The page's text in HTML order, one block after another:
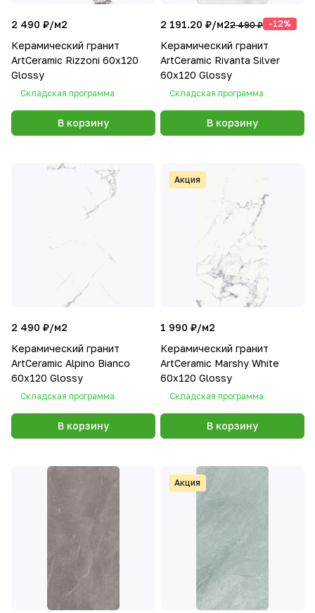
2 490 ₽/м2
Керамический гранит
ArtCeramic Rizzoni 60х120
Glossy
Складская программа
В корзину
2 191.20 ₽/м22 490 ₽ -12%
Керамический гранит
ArtCeramic Rivanta Silver
60х120 Glossy
Складская программа
В корзину
2 490 ₽/м2
Керамический гранит
ArtCeramic Alpino Bianco
60х120 Glossy
Складская программа
В корзину
Акция
1 990 ₽/м2
Керамический гранит
ArtCeramic Marshy White
60х120 Glossy
Складская программа
В корзину
Акция